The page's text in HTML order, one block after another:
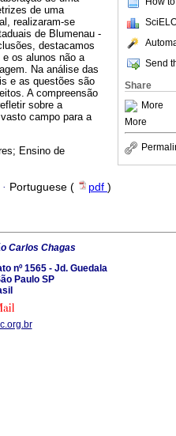
Send
Share
More
More
de uma
realizaram-se
de Blumenau -
destacamos
os alunos não a
Na análise das
e as questões são
A compreensão
sobre a
campo para a
Ensino de
· Portuguese ( pdf )
Carlos Chagas
nº 1565 - Jd. Guedala
Paulo SP